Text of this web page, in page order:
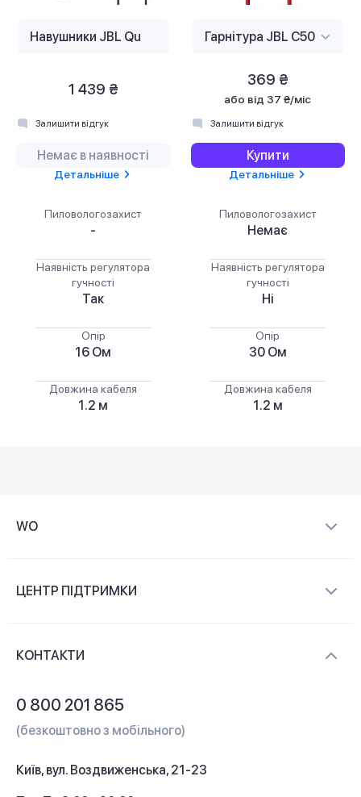
1 439 ₴
Залишити відгук
Немає в наявності
Детальніше
Пиловологозахист
-
Наявність регулятора
гучності
Так
Опір
16 Ом
Довжина кабеля
1.2 м
369 ₴
або від 37 ₴/міс
Залишити відгук
Купити
Детальніше
Пиловологозахист
Немає
Наявність регулятора
гучності
Ні
Опір
30 Ом
Довжина кабеля
1.2 м
WO
Контакти
ЦЕНТР ПІДТРИМКИ
КОНТАКТИ
0 800 201 865
(безкоштовно з мобільного)
Київ, вул. Воздвиженська, 21-23